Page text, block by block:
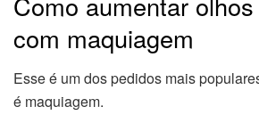
com maquiagem
Esse é um dos pedidos mais
é maquiagem.